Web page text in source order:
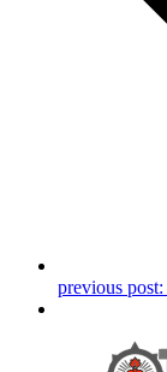
previous post: